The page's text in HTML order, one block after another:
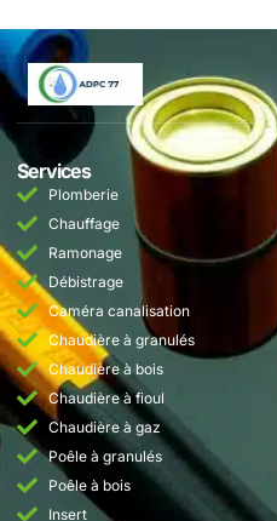
Services
Plomberie
Chauffage
Ramonage
Débistrage
Caméra canalisation
Chaudière à granulés
Chaudière à bois
Chaudière à fioul
Chaudière à gaz
Poêle à granulés
Poêle à bois
Insert